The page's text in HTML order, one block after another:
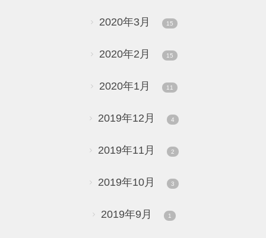
2020年3月 15
2020年2月 15
2020年1月 11
2019年12月 4
2019年11月 2
2019年10月 3
2019年9月 1